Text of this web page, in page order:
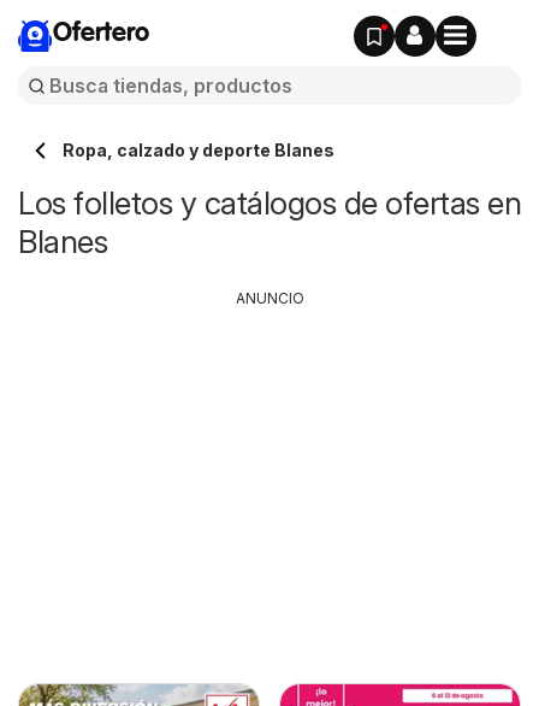
Ofertero
Ropa, calzado y deporte Blanes
Los folletos y catálogos de ofertas en
Blanes
ANUNCIO